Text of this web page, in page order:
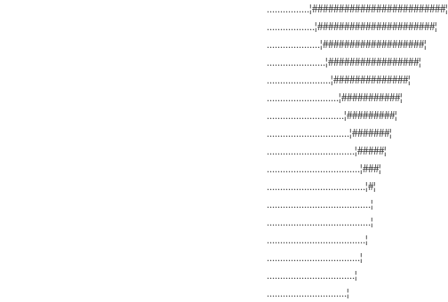
................¦#########################¦
..................¦######################¦
....................¦###################¦
......................¦#################¦
........................¦##############¦
...........................¦###########¦
.............................¦#########¦
...............................¦#######¦
.................................¦#####¦
...................................¦###¦
.....................................¦#¦
.......................................¦
.......................................¦
.....................................¦
...................................¦
.................................¦
..............................¦